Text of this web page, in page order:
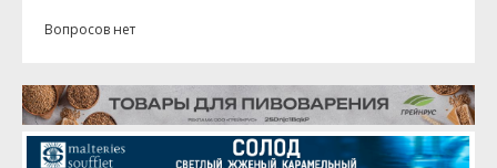
Вопросов нет